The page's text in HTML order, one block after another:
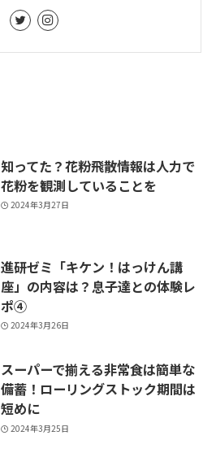
知ってた？花粉飛散情報は人力で
花粉を観測していることを
2024年3月27日
進研ゼミ「キケン！はっけん講
座」の内容は？息子達との体験レ
ポ④
2024年3月26日
スーパーで揃える非常食は簡単な
備蓄！ローリングストック期間は
短めに
2024年3月25日